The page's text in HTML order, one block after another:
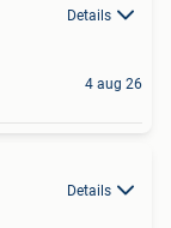
Details
4 aug 26
Details